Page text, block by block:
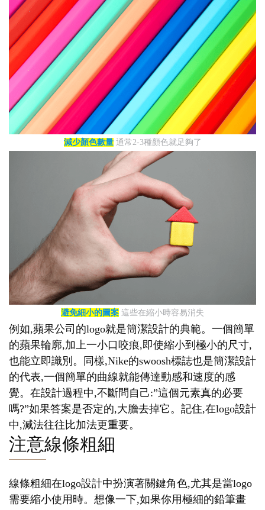
減少顏色數量通常2-3種顏色就足夠了
避免細小的圖案 這些在縮小時容易消失
例如,蘋果公司的logo就是簡潔設計的典範。一個簡單
的蘋果輪廓,加上一小口咬痕,即使縮小到極小的尺寸,
也能立即識別。同樣,Nike的swoosh標誌也是簡潔設計
的代表,一個簡單的曲線就能傳達動感和速度的感
覺。在設計過程中,不斷問自己:”這個元素真的必要
嗎?”如果答案是否定的,大膽去掉它。記住,在logo設計
中,減法往往比加法更重要。
注意線條粗細
線條粗細在logo設計中扮演著關鍵角色,尤其是當logo
需要縮小使用時。想像一下,如果你用極細的鉛筆畫